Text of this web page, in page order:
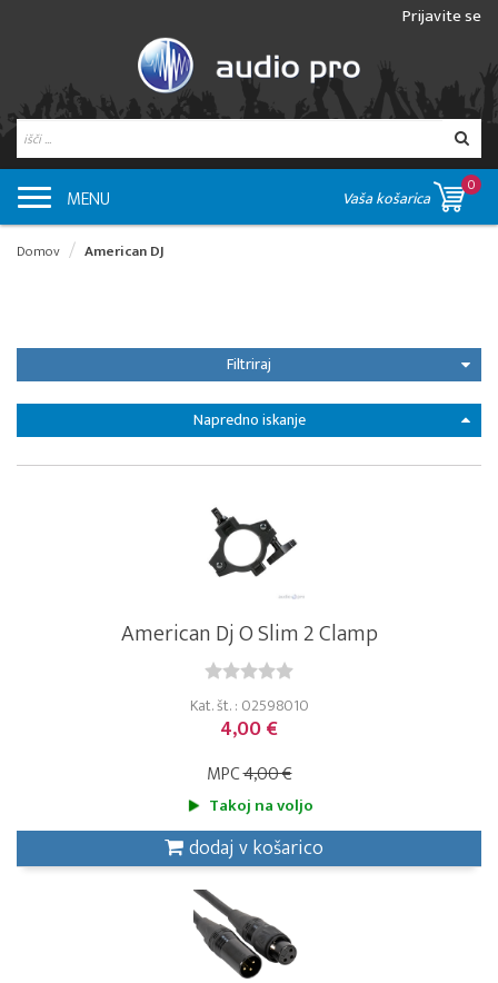
Prijavite se
MENU Vaša košarica
0
Domov American DJ
Filtriraj
Napredno iskanje
American Dj O Slim 2 Clamp
Kat. št. : 02598010
4,00 €
MPC4,00 €
Takoj na voljo
dodaj v košarico